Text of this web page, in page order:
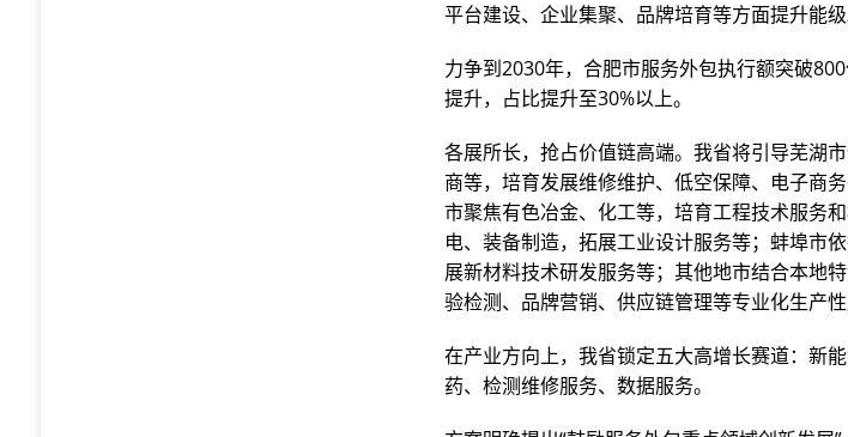
平台建设、企业集聚、品牌培育等方面提升能级
力争到2030年，合肥市服务外包执行额突破
提升，占比提升至30%以上。
各展所长，抢占价值链高端。我省将引导芜湖
商等，培育发展维修维护、低空保障、电子商
市聚焦有色冶金、化工等，培育工程技术服务
电、装备制造，拓展工业设计服务等；蚌埠市
展新材料技术研发服务等；其他地市结合本地
验检测、品牌营销、供应链管理等专业化生产性
在产业方向上，我省锁定五大高增长赛道：新
药、检测维修服务、数据服务。